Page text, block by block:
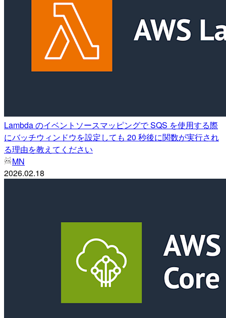
Lambda のイベントソースマッピングで SQS を使用する際
にバッチウィンドウを設定しても 20 秒後に関数が実行され
る理由を教えてください
MN
2026.02.18